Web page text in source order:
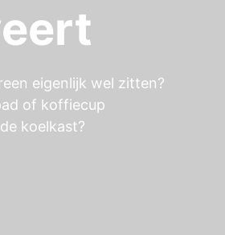
eigenlijk wel zitten?
of koffiecup
koelkast?